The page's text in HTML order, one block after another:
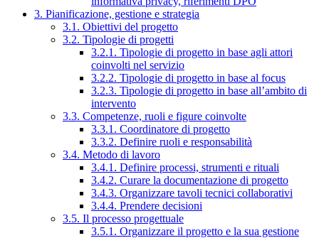
3. Pianificazione, gestione e strategia
3.1. Obiettivi del progetto
3.2. Tipologie di progetti
3.2.1. Tipologie di progetto in base agli attori
coinvolti nel servizio
3.2.2. Tipologie di progetto in base al focus
3.2.3. Tipologie di progetto in base all’ambito di
intervento
3.3. Competenze, ruoli e figure coinvolte
3.3.1. Coordinatore di progetto
3.3.2. Definire ruoli e responsabilità
3.4. Metodo di lavoro
3.4.1. Definire processi, strumenti e rituali
3.4.2. Curare la documentazione di progetto
3.4.3. Organizzare tavoli tecnici collaborativi
3.4.4. Prendere decisioni
3.5. Il processo progettuale
3.5.1. Organizzare il progetto e la sua gestione